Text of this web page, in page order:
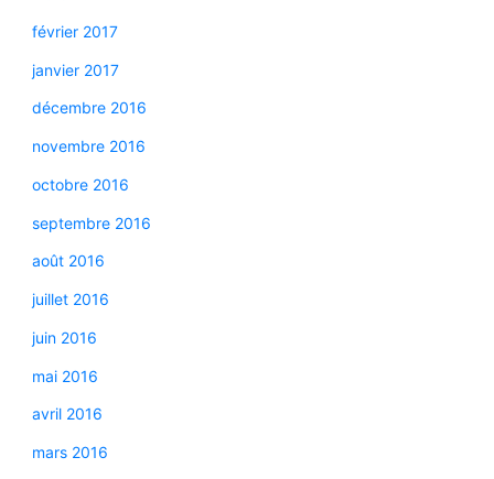
février 2017
janvier 2017
décembre 2016
novembre 2016
octobre 2016
septembre 2016
août 2016
juillet 2016
juin 2016
mai 2016
avril 2016
mars 2016